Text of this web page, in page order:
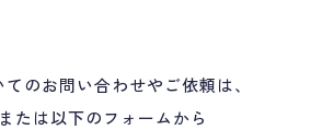
のお問い合わせやご依頼は、
たは以下のフォームから